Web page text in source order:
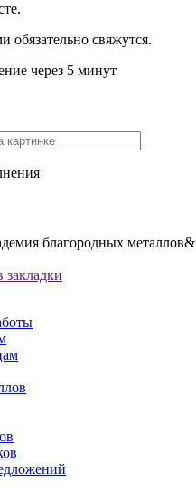
обязательно свяжутся.
через 5 минут
закладки